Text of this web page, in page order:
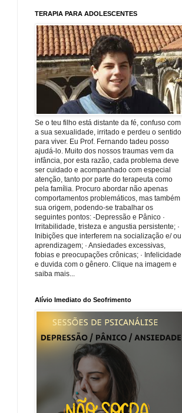
TERAPIA PARA ADOLESCENTES
Se o teu filho está distante da fé, confuso com
a sua sexualidade, irritado e perdeu o sentido
para viver. Eu Prof. Fernando tadeu posso
ajudá-lo. Muito dos nossos traumas vem da
infância, por esta razão, cada problema deve
ser cuidado e acompanhado com especial
atenção, tanto por parte do terapeuta como
pela família. Procuro abordar não apenas
comportamentos problemáticos, mas também
sua origem, podendo-se trabalhar os
seguintes pontos: -Depressão e Pânico ·
Irritabilidade, tristeza e angustia persistente; ·
Inibições que interferem na socialização e/ ou
aprendizagem; · Ansiedades excessivas,
fobias e preocupações crônicas; · Infelicidade
e duvida com o gênero. Clique na imagem e
saiba mais...
Alívio Imediato do Seofrimento